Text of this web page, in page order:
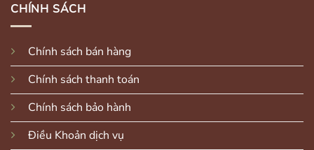
CHÍNH SÁCH
Chính sách bán hàng
Chính sách thanh toán
Chính sách bảo hành
Điều Khoản dịch vụ